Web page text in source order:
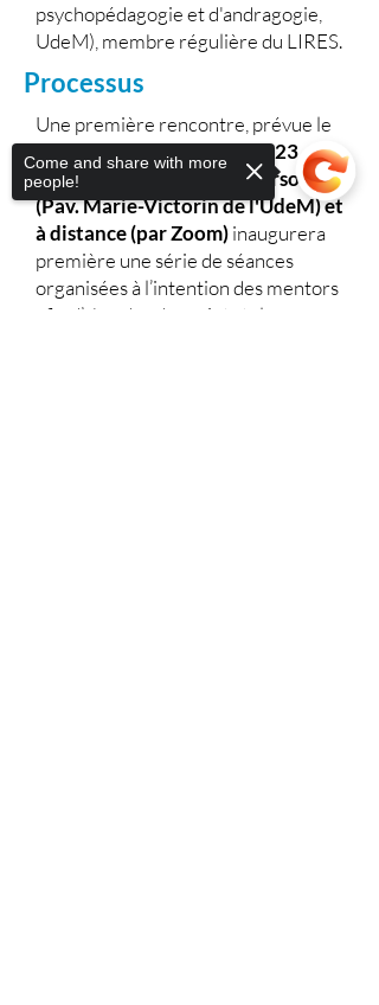
psychopédagogie et d'andragogie,
UdeM), membre régulière du LIRES.
Processus
Une première rencontre, prévue le
mercredi 1er novembre 2023
entre
midi et 13h30, en personne
(Pav. Marie-Victorin de l'UdeM) et
à distance (par Zoom)inaugurera
première une série de séances
organisées à l’intention des mentors
afin d’aborder des sujets tels :
Come and share with more
people!